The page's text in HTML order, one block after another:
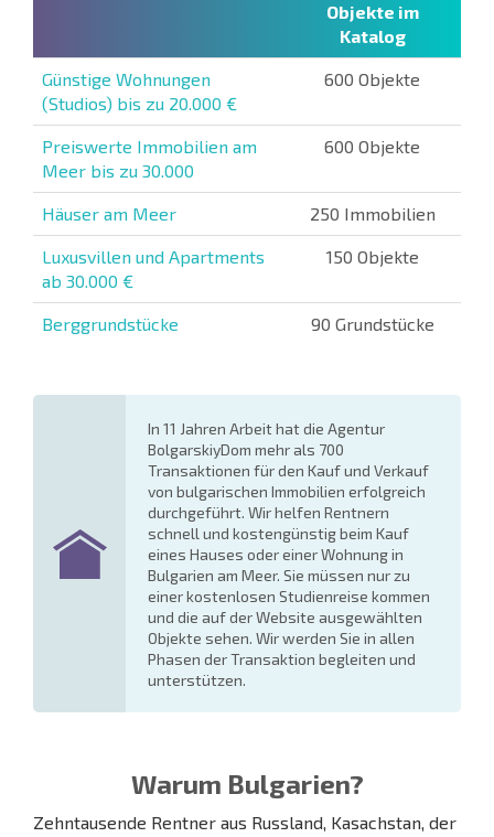
Objekte im
Katalog
Günstige Wohnungen
(Studios) bis zu 20.000 €
600 Objekte
Preiswerte Immobilien am
Meer bis zu 30.000
600 Objekte
Häuser am Meer 250 Immobilien
Luxusvillen und Apartments
ab 30.000 €
150 Objekte
Berggrundstücke 90 Grundstücke
In 11 Jahren Arbeit hat die Agentur
BolgarskiyDom mehr als 700
Transaktionen für den Kauf und Verkauf
von bulgarischen Immobilien erfolgreich
durchgeführt. Wir helfen Rentnern
schnell und kostengünstig beim Kauf
eines Hauses oder einer Wohnung in
Bulgarien am Meer. Sie müssen nur zu
einer kostenlosen Studienreise kommen
und die auf der Website ausgewählten
Objekte sehen. Wir werden Sie in allen
Phasen der Transaktion begleiten und
unterstützen.
Warum Bulgarien?
Zehntausende Rentner aus Russland, Kasachstan, der